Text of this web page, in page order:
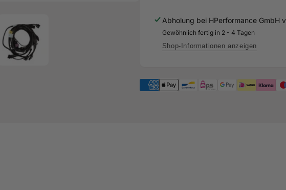
8Y
RS3
8Y
Abholung bei HPerformance GmbH
Gewöhnlich fertig in 2 - 4 Tagen
Shop-Informationen anzeigen